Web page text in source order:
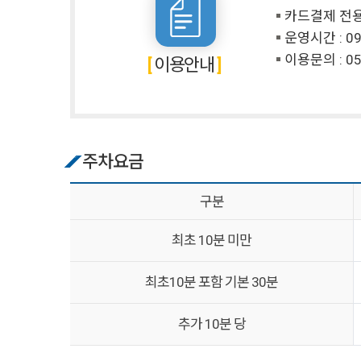
이용안내
카드결제 전
운영시간 :
이용문의 :
주차요금
구분
최초 10분 미만
최초10분 포함 기본 30분
추가 10분 당